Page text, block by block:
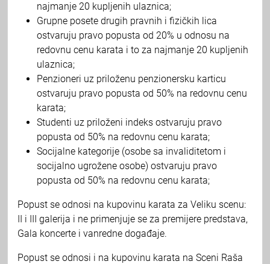
najmanje 20 kupljenih ulaznica;
Grupne posete drugih pravnih i fizičkih lica
ostvaruju pravo popusta od 20% u odnosu na
redovnu cenu karata i to za najmanje 20 kupljenih
ulaznica;
Penzioneri uz priloženu penzionersku karticu
ostvaruju pravo popusta od 50% na redovnu cenu
karata;
Studenti uz priloženi indeks ostvaruju pravo
popusta od 50% na redovnu cenu karata;
Socijalne kategorije (osobe sa invaliditetom i
socijalno ugrožene osobe) ostvaruju pravo
popusta od 50% na redovnu cenu karata;
Popust se odnosi na kupovinu karata za Veliku scenu:
II i III galerija i ne primenjuje se za premijere predstava,
Gala koncerte i vanredne događaje.
Popust se odnosi i na kupovinu karata na Sceni Raša